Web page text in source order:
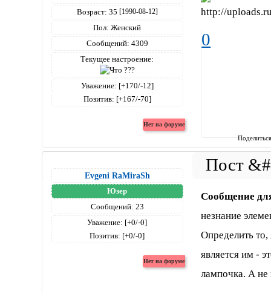
Возраст: 35 [1990-08-12]
Пол: Женский
Сообщений: 4309
Текущее настроение:
Уважение: [+170/-12]
Позитив: [+167/-70]
0
Evgeni RaMiraSh
Юзер
Сообщений: 23
Уважение: [+0/-0]
Позитив: [+0/-0]
Сообщение
незнание
Определить
является им -
лампочка. А не